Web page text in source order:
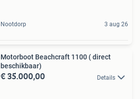
Nootdorp 3 aug 26
Motorboot Beachcraft 1100 ( direct
beschikbaar)
€ 35.000,00 Details